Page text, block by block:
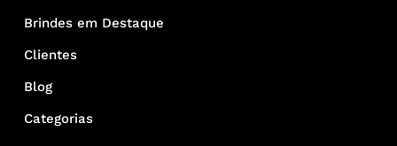
Brindes em Destaque
Clientes
Blog
Categorias